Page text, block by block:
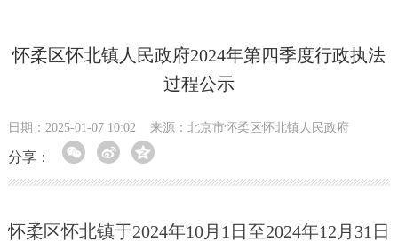
怀柔区怀北镇人民政府2024年第四季度行政执法
过程公示
日期：2025-01-07 10:02 来源：北京市怀柔区怀北镇人民政府
分享：
怀柔区怀北镇于2024年10月 1日至2024年12 月 31 日